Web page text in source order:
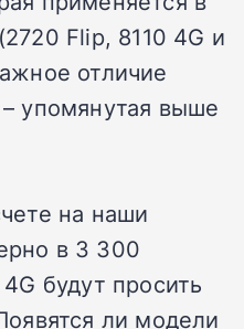
Flip, 8110 4G и
отличие
упомянутая выше
на наши
в 3 300
будут просить
ли модели